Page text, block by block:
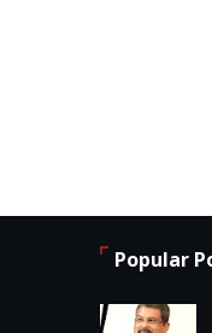
Popular